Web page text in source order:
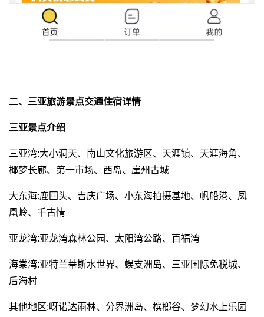
二、三亚旅游景点交通住宿详情
三亚景点介绍
三亚湾:大小洞天、南山文化旅游区、天涯镇、天涯海角、
椰梦长廊、第一市场、西岛、崖州古城
大东海:鹿回头、吉庆广场、小东海拍摄基地、帆船港、凤
凰岭、千古情
亚龙湾:亚龙湾森林公园、太阳湾公路、百福湾
海棠湾:亚特兰蒂斯水世界、蜈支洲岛、三亚国际免税城、
后海村
其他地区:呀诺达雨林、分界洲岛、槟榔谷、梦幻水上乐园